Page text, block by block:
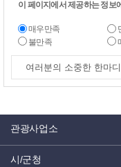
이 페이지에서 제공하는 정보
매우만족
불만족
관광사업소
시/군청